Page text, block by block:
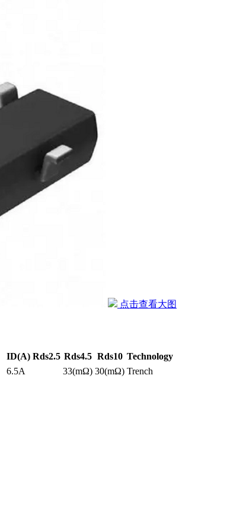
点击查看大图
ID(A) Rds2.5 Rds4.5 Rds10 Technology
6.5A 33(mΩ) 30(mΩ) Trench